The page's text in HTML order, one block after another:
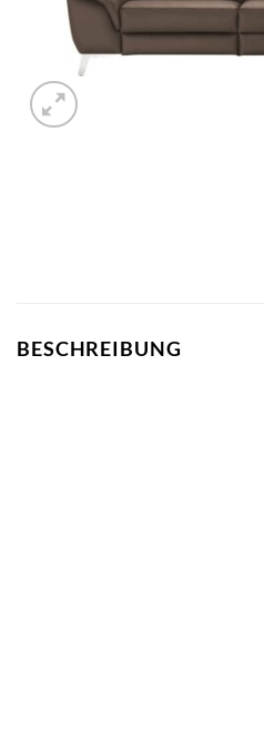
BESCHREIBUNG